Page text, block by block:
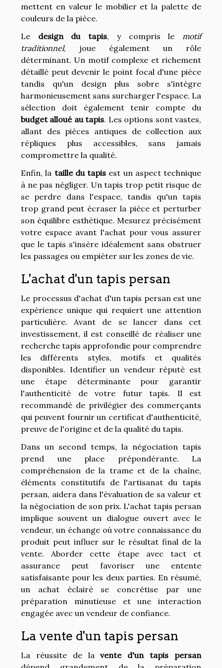
mettent en valeur le mobilier et la palette de
couleurs de la pièce.
Le design du tapis, y compris le motif
traditionnel, joue également un rôle
déterminant. Un motif complexe et richement
détaillé peut devenir le point focal d'une pièce
tandis qu'un design plus sobre s'intègre
harmonieusement sans surcharger l'espace. La
sélection doit également tenir compte du
budget alloué au tapis. Les options sont vastes,
allant des pièces antiques de collection aux
répliques plus accessibles, sans jamais
compromettre la qualité.
Enfin, la taille du tapis est un aspect technique
à ne pas négliger. Un tapis trop petit risque de
se perdre dans l'espace, tandis qu'un tapis
trop grand peut écraser la pièce et perturber
son équilibre esthétique. Mesurez précisément
votre espace avant l'achat pour vous assurer
que le tapis s'insère idéalement sans obstruer
les passages ou empiéter sur les zones de vie.
L'achat d'un tapis persan
Le processus d'achat d'un tapis persan est une
expérience unique qui requiert une attention
particulière. Avant de se lancer dans cet
investissement, il est conseillé de réaliser une
recherche tapis approfondie pour comprendre
les différents styles, motifs et qualités
disponibles. Identifier un vendeur réputé est
une étape déterminante pour garantir
l'authenticité de votre futur tapis. Il est
recommandé de privilégier des commerçants
qui peuvent fournir un certificat d'authenticité,
preuve de l'origine et de la qualité du tapis.
Dans un second temps, la négociation tapis
prend une place prépondérante. La
compréhension de la trame et de la chaîne,
éléments constitutifs de l'artisanat du tapis
persan, aidera dans l'évaluation de sa valeur et
la négociation de son prix. L'achat tapis persan
implique souvent un dialogue ouvert avec le
vendeur, un échange où votre connaissance du
produit peut influer sur le résultat final de la
vente. Aborder cette étape avec tact et
assurance peut favoriser une entente
satisfaisante pour les deux parties. En résumé,
un achat éclairé se concrétise par une
préparation minutieuse et une interaction
engagée avec un vendeur de confiance.
La vente d'un tapis persan
La réussite de lavente d'un tapis persan